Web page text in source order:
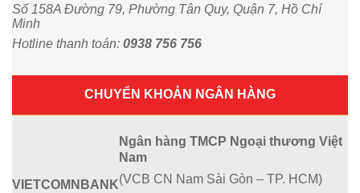
Số 158A Đường 79, Phường Tân Quy, Quận 7, Hồ Chí
Minh
Hotline thanh toán: 0938 756 756
CHUYỂN KHOẢN NGÂN HÀNG
VIETCOMNBANK
Ngân hàng TMCP Ngoại thương Việt
Nam
(VCB CN Nam Sài Gòn – TP. HCM)